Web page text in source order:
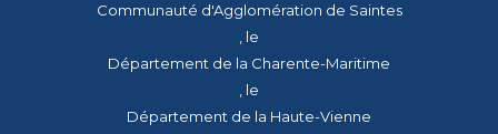
Communauté d'Agglomération de Saintes
, le
Département de la Charente-Maritime
, le
Département de la Haute-Vienne